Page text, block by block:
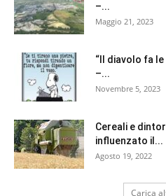
–...
Maggio 21, 2023
“Il diavolo fa
–...
Novembre 5, 2023
Cereali e
influenzato il...
Agosto 19, 2022
Carica